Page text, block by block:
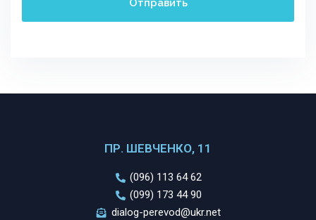
ПР. ШЕВЧЕНКО, 11
(096) 113 64 62
(099) 173 44 90
dialog-perevod@ukr.net